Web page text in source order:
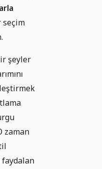
seçim
şeyler
zaman
faydalan